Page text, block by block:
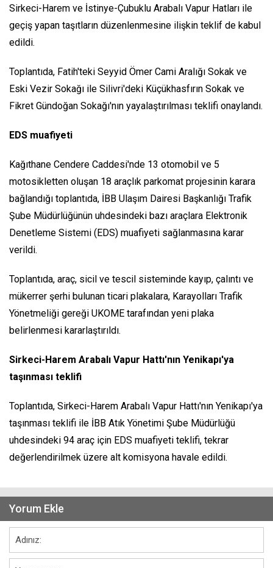
Sirkeci-Harem ve İstinye-Çubuklu Arabalı Vapur Hatları ile
geçiş yapan taşıtların düzenlenmesine ilişkin teklif de kabul
edildi.
Toplantıda, Fatih'teki Seyyid Ömer Cami Aralığı Sokak ve
Eski Vezir Sokağı ile Silivri'deki Küçükhasfırın Sokak ve
Fikret Gündoğan Sokağı'nın yayalaştırılması teklifi onaylandı.
EDS muafiyeti
Kağıthane Cendere Caddesi'nde 13 otomobil ve 5
motosikletten oluşan 18 araçlık parkomat projesinin karara
bağlandığı toplantıda, İBB Ulaşım Dairesi Başkanlığı Trafik
Şube Müdürlüğünün uhdesindeki bazı araçlara Elektronik
Denetleme Sistemi (EDS) muafiyeti sağlanmasına karar
verildi.
Toplantıda, araç, sicil ve tescil sisteminde kayıp, çalıntı ve
mükerrer şerhi bulunan ticari plakalara, Karayolları Trafik
Yönetmeliği gereği UKOME tarafından yeni plaka
belirlenmesi kararlaştırıldı.
Sirkeci-Harem Arabalı Vapur Hattı'nın Yenikapı'ya
taşınması teklifi
Toplantıda, Sirkeci-Harem Arabalı Vapur Hattı'nın Yenikapı'ya
taşınması teklifi ile İBB Atık Yönetimi Şube Müdürlüğü
uhdesindeki 94 araç için EDS muafiyeti teklifi, tekrar
değerlendirilmek üzere alt komisyona havale edildi.
Yorum Ekle